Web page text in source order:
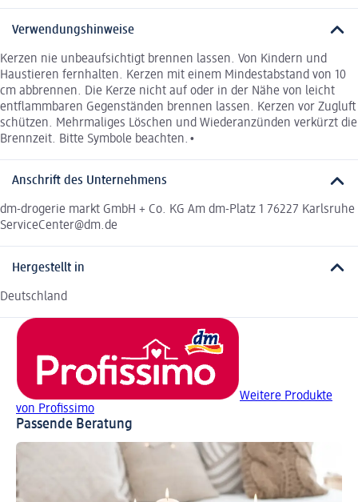
Verwendungshinweise
Kerzen nie unbeaufsichtigt brennen lassen. Von Kindern und
Haustieren fernhalten. Kerzen mit einem Mindestabstand von 10
cm abbrennen. Die Kerze nicht auf oder in der Nähe von leicht
entflammbaren Gegenständen brennen lassen. Kerzen vor Zugluft
schützen. Mehrmaliges Löschen und Wiederanzünden verkürzt die
Brennzeit. Bitte Symbole beachten.•
Anschrift des Unternehmens
dm-drogerie markt GmbH + Co. KG Am dm-Platz 1 76227 Karlsruhe
ServiceCenter@dm.de
Hergestellt in
Deutschland
Weitere Produkte
von Profissimo
Passende Beratung